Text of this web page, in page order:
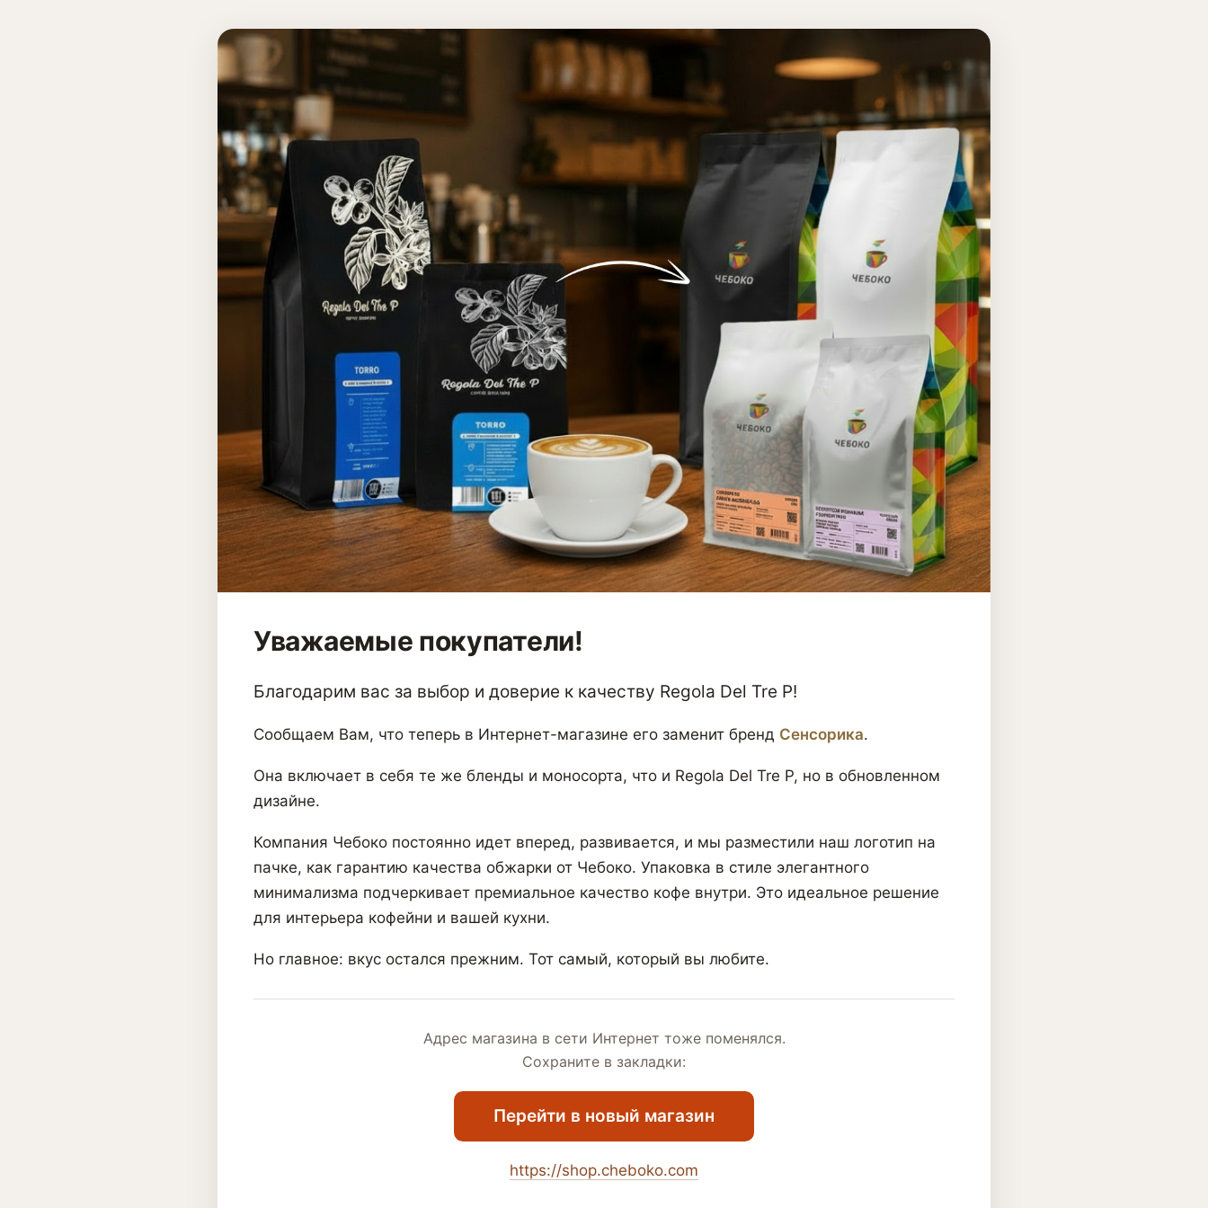
Уважаемые покупатели!
Благодарим вас за выбор и доверие к качеству Regola Del Tre P!
Сообщаем Вам, что теперь в Интернет-магазине его заменит бренд Сенсорика.
Она включает в себя те же бленды и моносорта, что и Regola Del Tre P, но в обновленном
дизайне.
Компания Чебоко постоянно идет вперед, развивается, и мы разместили наш логотип на
пачке, как гарантию качества обжарки от Чебоко. Упаковка в стиле элегантного
минимализма подчеркивает премиальное качество кофе внутри. Это идеальное решение
для интерьера кофейни и вашей кухни.
Но главное: вкус остался прежним. Тот самый, который вы любите.
Адрес магазина в сети Интернет тоже поменялся.
Сохраните в закладки:
Перейти в новый магазин
https://shop.cheboko.com